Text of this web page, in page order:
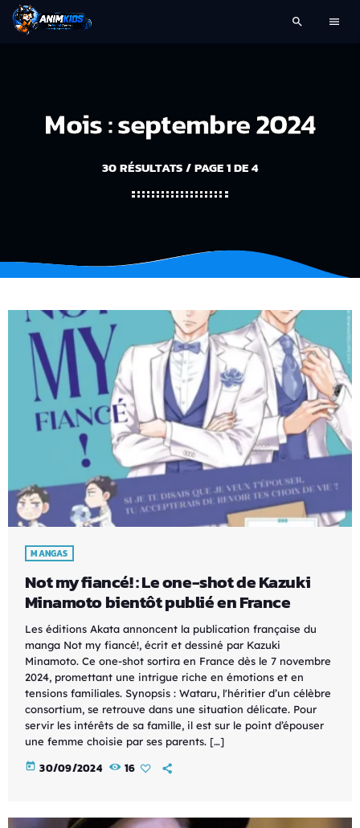
search menu
Mois : septembre 2024
30 RÉSULTATS / PAGE 1 DE 4
MANGAS
Not my fiancé! : Le one-shot de Kazuki
Minamoto bientôt publié en France
Les éditions Akata annoncent la publication française du
manga Not my fiancé!, écrit et dessiné par Kazuki
Minamoto. Ce one-shot sortira en France dès le 7 novembre
2024, promettant une intrigue riche en émotions et en
tensions familiales. Synopsis : Wataru, l'héritier d’un célèbre
consortium, se retrouve dans une situation délicate. Pour
servir les intérêts de sa famille, il est sur le point d’épouser
une femme choisie par ses parents. […]
today 30/09/2024 16